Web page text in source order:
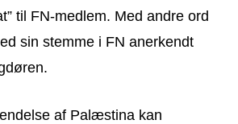
til FN-medlem. Med andre ord
sin stemme i FN anerkendt
af Palæstina kan